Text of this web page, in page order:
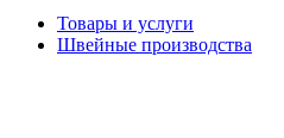
Товары и услуги
Швейные производства